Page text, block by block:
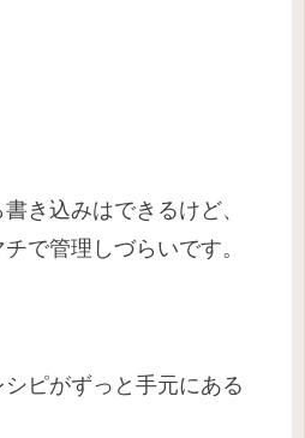
き込みはできるけど、
で管理しづらいです。
ピがずっと手元にある